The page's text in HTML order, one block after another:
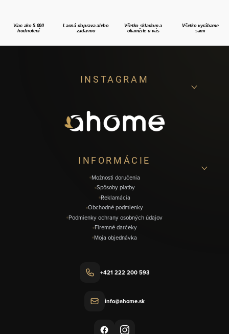
Viac ako 5.000
hodnotení
Lacná doprava alebo
zadarmo
Všetko skladom a
okamžite u vás
Všetko vyrábame
sami
INSTAGRAM
INFORMÁCIE
Možnosti doručenia
Spôsoby platby
Reklamácia
Obchodné podmienky
Podmienky ochrany osobných údajov
Firemné darčeky
Moja objednávka
+421 222 200 593
info@ahome.sk